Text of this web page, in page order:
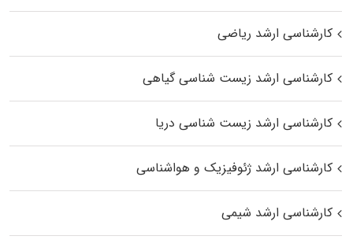
کارشناسی ارشد ریاضی
کارشناسی ارشد زیست‌ شناسی گیاهی
کارشناسی ارشد زیست‌ شناسی دریا
کارشناسی ارشد ژئوفیزیک و هواشناسی
کارشناسی ارشد شیمی